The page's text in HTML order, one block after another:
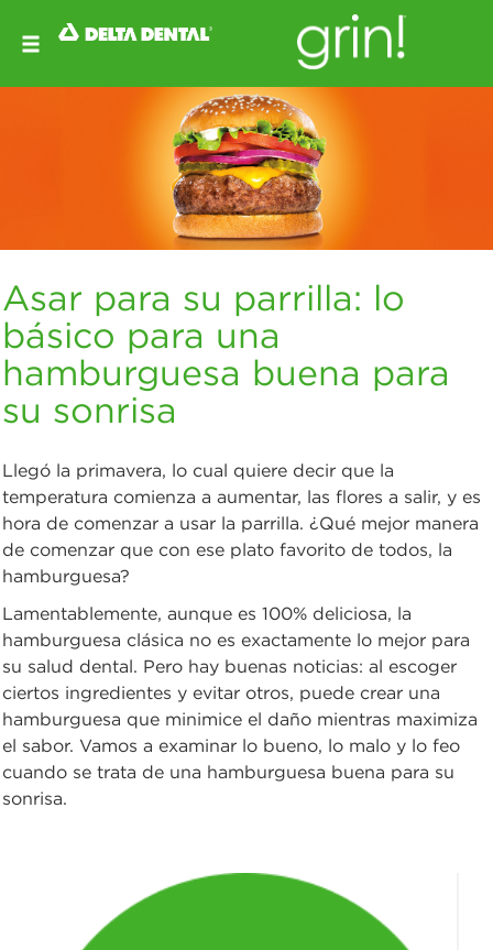
Asar para su parrilla: lo
básico para una
hamburguesa buena para
su sonrisa
Llegó la primavera, lo cual quiere decir que la
temperatura comienza a aumentar, las flores a salir, y es
hora de comenzar a usar la parrilla. ¿Qué mejor manera
de comenzar que con ese plato favorito de todos, la
hamburguesa?
Lamentablemente, aunque es 100% deliciosa, la
hamburguesa clásica no es exactamente lo mejor para
su salud dental. Pero hay buenas noticias: al escoger
ciertos ingredientes y evitar otros, puede crear una
hamburguesa que minimice el daño mientras maximiza
el sabor. Vamos a examinar lo bueno, lo malo y lo feo
cuando se trata de una hamburguesa buena para su
sonrisa.